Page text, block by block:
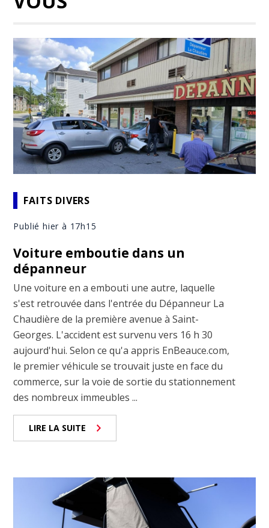
FAITS DIVERS
Publié hier à 17h15
Voiture emboutie dans un
dépanneur
Une voiture en a embouti une autre, laquelle
s'est retrouvée dans l'entrée du Dépanneur La
Chaudière de la première avenue à Saint-
Georges. L'accident est survenu vers 16 h 30
aujourd'hui. Selon ce qu'a appris EnBeauce.com,
le premier véhicule se trouvait juste en face du
commerce, sur la voie de sortie du stationnement
des nombreux immeubles ...
LIRE LA SUITE